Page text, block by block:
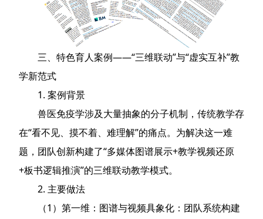
三、特色育人案例——“三维联动”与“虚实互补”教
学新范式
1. 案例背景
兽医免疫学涉及大量抽象的分子机制，传统教学存
在“看不见、摸不着、难理解”的痛点。为解决这一难
题，团队创新构建了“多媒体图谱展示+教学视频还原
+板书逻辑推演”的三维联动教学模式。
2. 主要做法
（1）第一维：图谱与视频具象化：团队系统构建